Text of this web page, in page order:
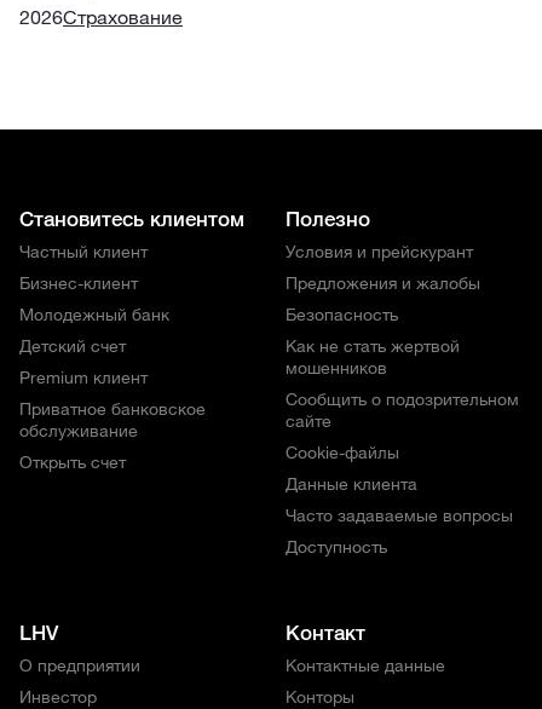
2026Страхование
Становитесь клиентом
Частный клиент
Бизнес-клиент
Молодежный банк
Детский счет
Premium клиент
Приватное банковское
обслуживание
Открыть счет
Полезно
Условия и прейскурант
Предложения и жалобы
Безопасность
Как не стать жертвой
мошенников
Сообщить о подозрительном
сайте
Cookie-файлы
Данные клиента
Часто задаваемые вопросы
Доступность
LHV
О предприятии
Инвестор
Контакт
Контактные данные
Конторы